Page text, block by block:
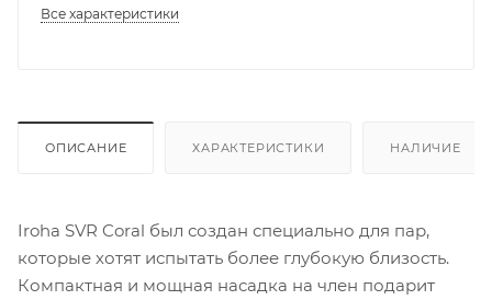
Все характеристики
ОПИСАНИЕ ХАРАКТЕРИСТИКИ НАЛИЧИЕ
Iroha SVR Coral был создан специально для пар,
которые хотят испытать более глубокую близость.
Компактная и мощная насадка на член подарит